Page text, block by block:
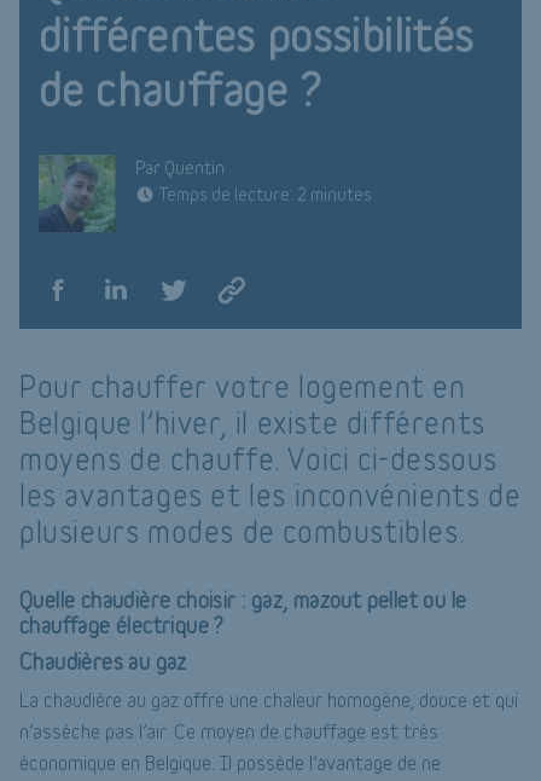
différentes possibilités
de chauffage ?
Par Quentin
Temps de lecture: 2 minutes
Pour chauffer votre logement en
Belgique l’hiver, il existe différents
moyens de chauffe. Voici ci-dessous
les avantages et les inconvénients de
plusieurs modes de combustibles.
Quelle chaudière choisir : gaz, mazout pellet ou le
chauffage électrique ?
Chaudières au gaz
La chaudière au gaz offre une chaleur homogène, douce et qui
n’assèche pas l’air. Ce moyen de chauffage est très
économique en Belgique. Il possède l’avantage de ne